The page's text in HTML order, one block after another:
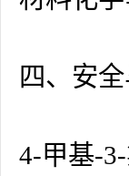
四、安
4-甲基-